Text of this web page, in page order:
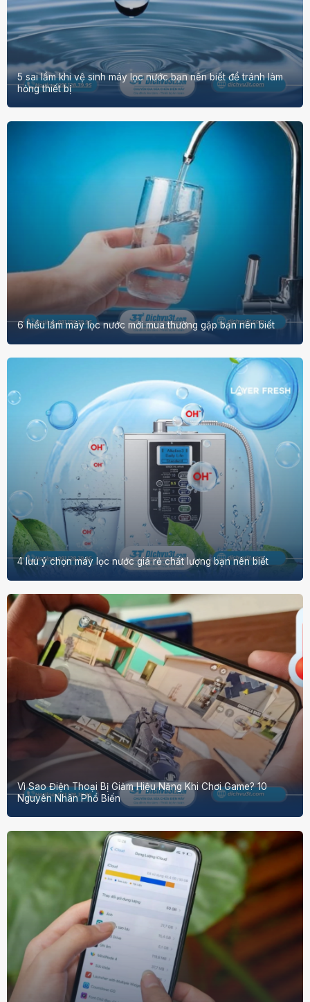
5 sai lầm khi vệ sinh máy lọc nước bạn nên biết để tránh làm
hỏng thiết bị
6 hiểu lầm máy lọc nước mới mua thường gặp bạn nên biết
4 lưu ý chọn máy lọc nước giá rẻ chất lượng bạn nên biết
Vì Sao Điện Thoại Bị Giảm Hiệu Năng Khi Chơi Game? 10
Nguyên Nhân Phổ Biến